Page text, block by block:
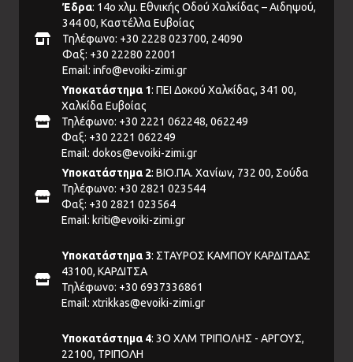
Έδρα: 14ο χλμ. Εθνικής Οδού Χαλκίδας – Αιδηψού,
344 00, Καστέλλα Ευβοίας
Τηλέφωνο: +30 2228 023700, 24090
Φαξ: +30 22280 22001
Email: info@evoiki-zimi.gr
Υποκατάστημα 1: ΠΕΙ Δοκού Χαλκίδας, 341 00,
Χαλκίδα Ευβοίας
Τηλέφωνο: +30 2221 062248, 062249
Φαξ: +30 2221 062249
Email: dokos@evoiki-zimi.gr
Υποκατάστημα 2: ΒΙΟ.ΠΑ. Χανίων, 732 00, Σούδα
Τηλέφωνο: +30 2821 023544
Φαξ: +30 2821 023564
Email: kriti@evoiki-zimi.gr
Υποκατάστημα 3: ΣΤΑΥΡΟΣ ΚΑΜΠΟΥ ΚΑΡΔΙΤΔΑΣ
43100, ΚΑΡΔΙΤΣΑ
Τηλέφωνο: +30 6937336861
Email: xtrikkas@evoiki-zimi.gr
Υποκατάστημα 4: 3Ο ΧΛΜ ΤΡΙΠΟΛΗΣ - ΑΡΓΟΥΣ,
22100, ΤΡΙΠΟΛΗ